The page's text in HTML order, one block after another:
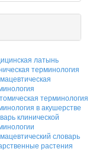
латынь
терминология
терминология
в акушерстве
клинической
словарь
растения